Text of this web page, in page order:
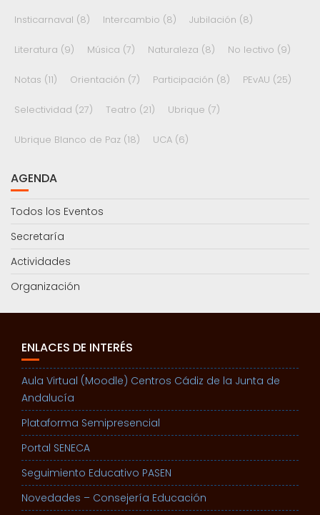
Insticarnaval (8) Intercambio (8) Jubilación (8)
Literatura (9) Música (7) Naturaleza (8) No lectivo (9)
Notas (11) Orientación (7) Participación (8) PEvAU (25)
Selectividad (27) Teatro (21) Ubrique (7)
Ubrique Blanco de Paz (18) UCA (6)
AGENDA
Todos los Eventos
Secretaría
Actividades
Organización
ENLACES DE INTERÉS
Aula Virtual (Moodle) Centros Cádiz de la Junta de
Andalucía
Plataforma Semipresencial
Portal SENECA
Seguimiento Educativo PASEN
Novedades – Consejería Educación